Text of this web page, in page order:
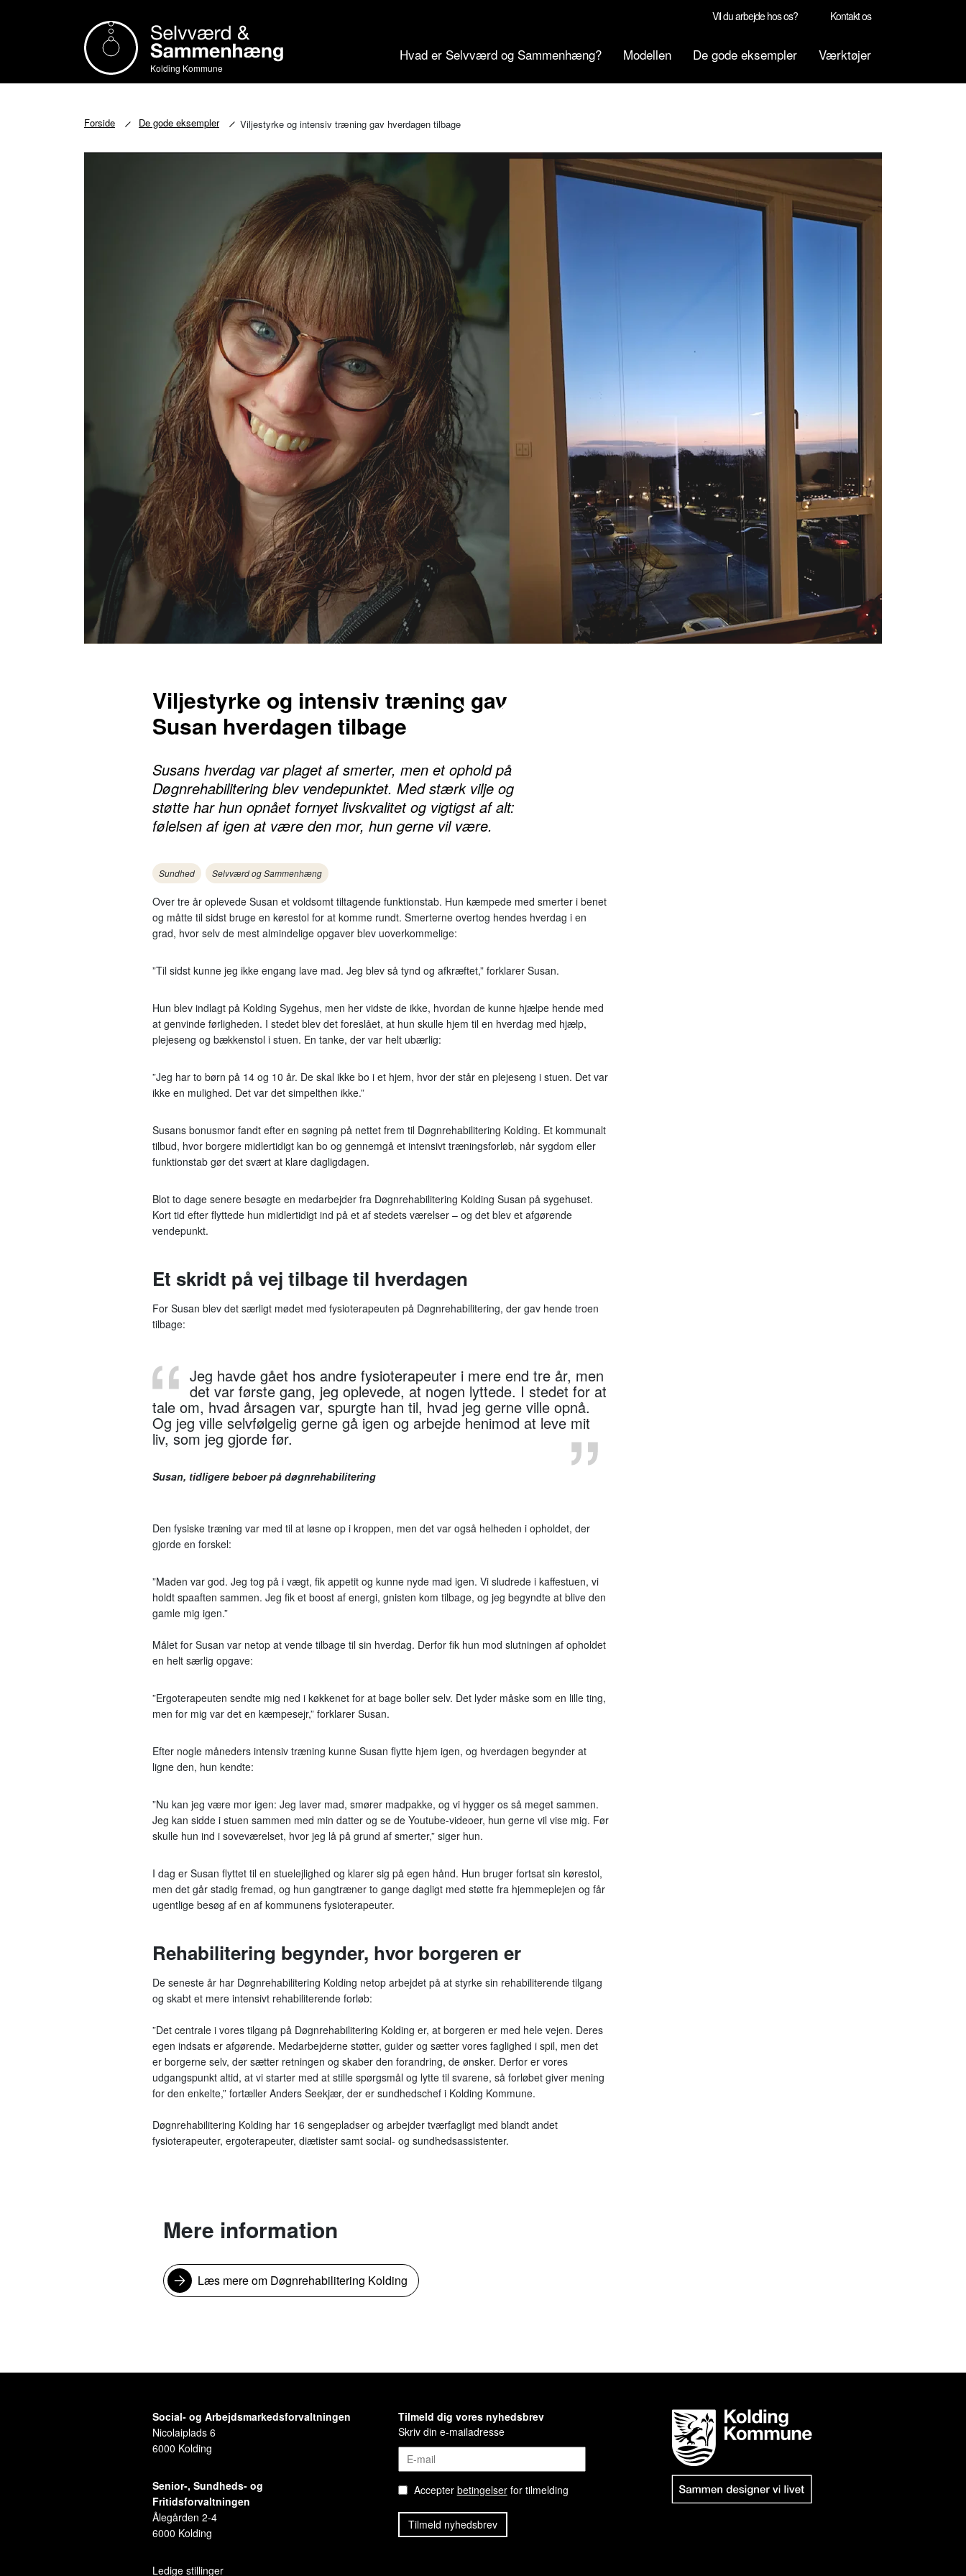
Kolding Kommune
Hvad er Selvværd og Sammenhæng? Modellen De gode eksempler Værktøjer
Vil du arbejde hos os? Kontakt os
Forside De gode eksempler Viljestyrke og intensiv træning gav hverdagen tilbage
Viljestyrke og intensiv træning gav
Susan hverdagen tilbage
Susans hverdag var plaget af smerter, men et ophold på
Døgnrehabilitering blev vendepunktet. Med stærk vilje og
støtte har hun opnået fornyet livskvalitet og vigtigst af alt:
følelsen af igen at være den mor, hun gerne vil være.
Sundhed Selvværd og Sammenhæng
Over tre år oplevede Susan et voldsomt tiltagende funktionstab. Hun kæmpede med smerter i benet
og måtte til sidst bruge en kørestol for at komme rundt. Smerterne overtog hendes hverdag i en
grad, hvor selv de mest almindelige opgaver blev uoverkommelige:
”Til sidst kunne jeg ikke engang lave mad. Jeg blev så tynd og afkræftet,” forklarer Susan.
Hun blev indlagt på Kolding Sygehus, men her vidste de ikke, hvordan de kunne hjælpe hende med
at genvinde førligheden. I stedet blev det foreslået, at hun skulle hjem til en hverdag med hjælp,
plejeseng og bækkenstol i stuen. En tanke, der var helt ubærlig:
”Jeg har to børn på 14 og 10 år. De skal ikke bo i et hjem, hvor der står en plejeseng i stuen. Det var
ikke en mulighed. Det var det simpelthen ikke.”
Susans bonusmor fandt efter en søgning på nettet frem til Døgnrehabilitering Kolding. Et kommunalt
tilbud, hvor borgere midlertidigt kan bo og gennemgå et intensivt træningsforløb, når sygdom eller
funktionstab gør det svært at klare dagligdagen.
Blot to dage senere besøgte en medarbejder fra Døgnrehabilitering Kolding Susan på sygehuset.
Kort tid efter flyttede hun midlertidigt ind på et af stedets værelser – og det blev et afgørende
vendepunkt.
Et skridt på vej tilbage til hverdagen
For Susan blev det særligt mødet med fysioterapeuten på Døgnrehabilitering, der gav hende troen
tilbage:
Jeg havde gået hos andre fysioterapeuter i mere end tre år, men
det var første gang, jeg oplevede, at nogen lyttede. I stedet for at
tale om, hvad årsagen var, spurgte han til, hvad jeg gerne ville opnå.
Og jeg ville selvfølgelig gerne gå igen og arbejde henimod at leve mit
liv, som jeg gjorde før.
Susan, tidligere beboer på døgnrehabilitering
Den fysiske træning var med til at løsne op i kroppen, men det var også helheden i opholdet, der
gjorde en forskel:
”Maden var god. Jeg tog på i vægt, fik appetit og kunne nyde mad igen. Vi sludrede i kaffestuen, vi
holdt spaaften sammen. Jeg fik et boost af energi, gnisten kom tilbage, og jeg begyndte at blive den
gamle mig igen.”
Målet for Susan var netop at vende tilbage til sin hverdag. Derfor fik hun mod slutningen af opholdet
en helt særlig opgave:
”Ergoterapeuten sendte mig ned i køkkenet for at bage boller selv. Det lyder måske som en lille ting,
men for mig var det en kæmpesejr,” forklarer Susan.
Efter nogle måneders intensiv træning kunne Susan flytte hjem igen, og hverdagen begynder at
ligne den, hun kendte:
”Nu kan jeg være mor igen: Jeg laver mad, smører madpakke, og vi hygger os så meget sammen.
Jeg kan sidde i stuen sammen med min datter og se de Youtube-videoer, hun gerne vil vise mig. Før
skulle hun ind i soveværelset, hvor jeg lå på grund af smerter,” siger hun.
I dag er Susan flyttet til en stuelejlighed og klarer sig på egen hånd. Hun bruger fortsat sin kørestol,
men det går stadig fremad, og hun gangtræner to gange dagligt med støtte fra hjemmeplejen og får
ugentlige besøg af en af kommunens fysioterapeuter.
Rehabilitering begynder, hvor borgeren er
De seneste år har Døgnrehabilitering Kolding netop arbejdet på at styrke sin rehabiliterende tilgang
og skabt et mere intensivt rehabiliterende forløb:
”Det centrale i vores tilgang på Døgnrehabilitering Kolding er, at borgeren er med hele vejen. Deres
egen indsats er afgørende. Medarbejderne støtter, guider og sætter vores faglighed i spil, men det
er borgerne selv, der sætter retningen og skaber den forandring, de ønsker. Derfor er vores
udgangspunkt altid, at vi starter med at stille spørgsmål og lytte til svarene, så forløbet giver mening
for den enkelte,” fortæller Anders Seekjær, der er sundhedschef i Kolding Kommune.
Døgnrehabilitering Kolding har 16 sengepladser og arbejder tværfagligt med blandt andet
fysioterapeuter, ergoterapeuter, diætister samt social- og sundhedsassistenter.
Mere information
Læs mere om Døgnrehabilitering Kolding
Social- og Arbejdsmarkedsforvaltningen
Nicolaiplads 6
6000 Kolding
Senior-, Sundheds- og
Fritidsforvaltningen
Ålegården 2-4
6000 Kolding
Ledige stillinger
Tilmeld dig vores nyhedsbrev
Skriv din e-mailadresse
Accepter betingelserfor tilmelding